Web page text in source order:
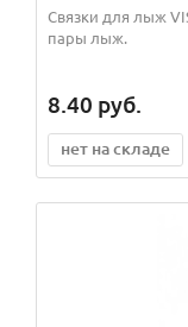
Связки для лыж
пары лыж.
8.40 руб.
нет на складе